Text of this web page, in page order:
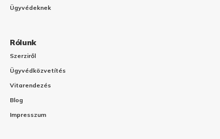
Ügyvédeknek
Rólunk
Szerziről
Ügyvédközvetítés
Vitarendezés
Blog
Impresszum